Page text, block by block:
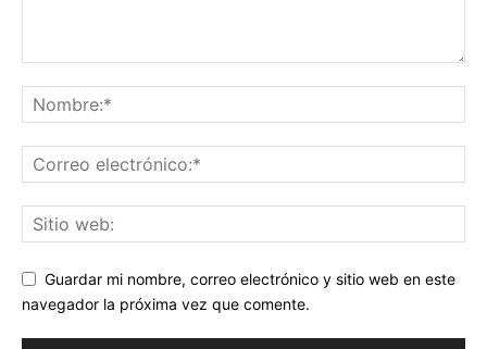
Guardar mi nombre, correo electrónico y sitio web en este
navegador la próxima vez que comente.